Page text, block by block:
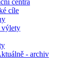
centra
cíle
výlety
- archiv